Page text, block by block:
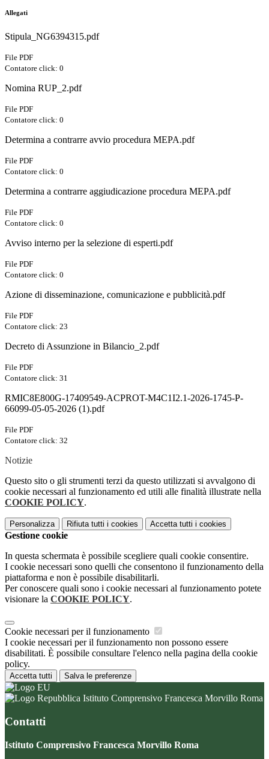
Allegati
Stipula_NG6394315.pdf
File PDF
Contatore click: 0
Nomina RUP_2.pdf
File PDF
Contatore click: 0
Determina a contrarre avvio procedura MEPA.pdf
File PDF
Contatore click: 0
Determina a contrarre aggiudicazione procedura MEPA.pdf
File PDF
Contatore click: 0
Avviso interno per la selezione di esperti.pdf
File PDF
Contatore click: 0
Azione di disseminazione, comunicazione e pubblicità.pdf
File PDF
Contatore click: 23
Decreto di Assunzione in Bilancio_2.pdf
File PDF
Contatore click: 31
RMIC8E800G-17409549-ACPROT-M4C1I2.1-2026-1745-P-
66099-05-05-2026 (1).pdf
File PDF
Contatore click: 32
Notizie
Questo sito o gli strumenti terzi da questo utilizzati si avvalgono di
cookie necessari al funzionamento ed utili alle finalità illustrate nella
COOKIE POLICY.
Personalizza Rifiuta tutti i cookies Accetta tutti i cookies
Gestione cookie
In questa schermata è possibile scegliere quali cookie consentire.
I cookie necessari sono quelli che consentono il funzionamento della
piattaforma e non è possibile disabilitarli.
Per conoscere quali sono i cookie necessari al funzionamento potete
visionare la COOKIE POLICY.
Cookie necessari per il funzionamento
I cookie necessari per il funzionamento non possono essere
disabilitati. È possibile consultare l'elenco nella pagina della cookie
policy.
Accetta tutti Salva le preferenze
Istituto Comprensivo Francesca Morvillo Roma
Contatti
Istituto Comprensivo Francesca Morvillo Roma